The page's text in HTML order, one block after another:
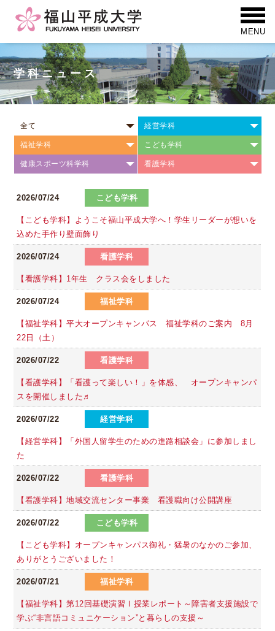
学科ニュース
全て 経営学科
福祉学科 こども学科
健康スポーツ科学科 看護学科
2026/07/24 こども学科
【こども学科】ようこそ福山平成大学へ！学生リーダーが想いを
込めた手作り壁面飾り
2026/07/24 看護学科
【看護学科】1年生 クラス会をしました
2026/07/24 福祉学科
【福祉学科】平大オープンキャンパス 福祉学科のご案内 8月
22日（土）
2026/07/22 看護学科
【看護学科】「看護って楽しい！」を体感、 オープンキャンパ
スを開催しました♬
2026/07/22 経営学科
【経営学科】「外国人留学生のための進路相談会」に参加しまし
た
2026/07/22 看護学科
【看護学科】地域交流センター事業 看護職向け公開講座
2026/07/22 こども学科
【こども学科】オープンキャンパス御礼・猛暑のなかのご参加、
ありがとうございました！
2026/07/21 福祉学科
【福祉学科】第12回基礎演習Ⅰ授業レポート～障害者支援施設で
学ぶ“非言語コミュニケーション”と暮らしの支援～